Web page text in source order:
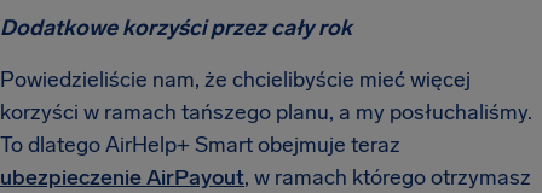
Dodatkowe korzyści przez cały rok
Powiedzieliście nam, że chcielibyście mieć więcej
korzyści w ramach tańszego planu, a my posłuchaliśmy.
To dlatego AirHelp+ Smart obejmuje teraz
ubezpieczenie AirPayout, w ramach którego otrzymasz